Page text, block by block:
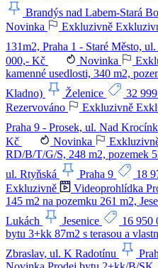
Brandýs nad Labem-Stará
Novinka
Exkluzivně
131m2, Praha 1 - Staré Město,
000,- Kč
Novinka
kamenné usedlosti, 340 m2,
Kladno)
Želenice 32
Rezervováno
Exkluzivně
Praha 9 - Prosek, ul. Nad
Kč
Novinka
RD/B/T/G/S, 248 m2, pozemek
ul. Rtyňská
Praha 9 18
Exkluzivně
Videoprohlídka
145 m2 na pozemku 261 m2,
Lukách
Jesenice 16 950
bytu 3+kk 87m2 s terasou a
Zbraslav, ul. K Radotínu